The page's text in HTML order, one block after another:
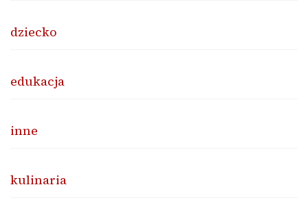
dziecko
edukacja
inne
kulinaria